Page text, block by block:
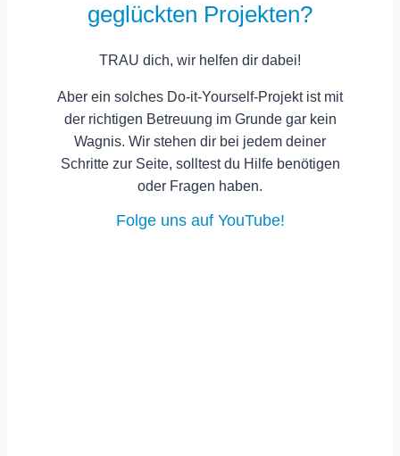
geglückten Projekten?
TRAU dich, wir helfen dir dabei!
Aber ein solches Do-it-Yourself-Projekt ist mit
der richtigen Betreuung im Grunde gar kein
Wagnis. Wir stehen dir bei jedem deiner
Schritte zur Seite, solltest du Hilfe benötigen
oder Fragen haben.
Folge uns auf YouTube!